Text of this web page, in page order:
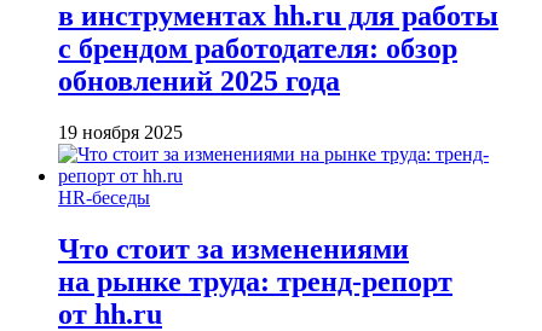
в инструментах hh.ru для работы
с брендом работодателя: обзор
обновлений 2025 года
19 ноября 2025
HR-беседы
Что стоит за изменениями
на рынке труда: тренд-репорт
от hh.ru